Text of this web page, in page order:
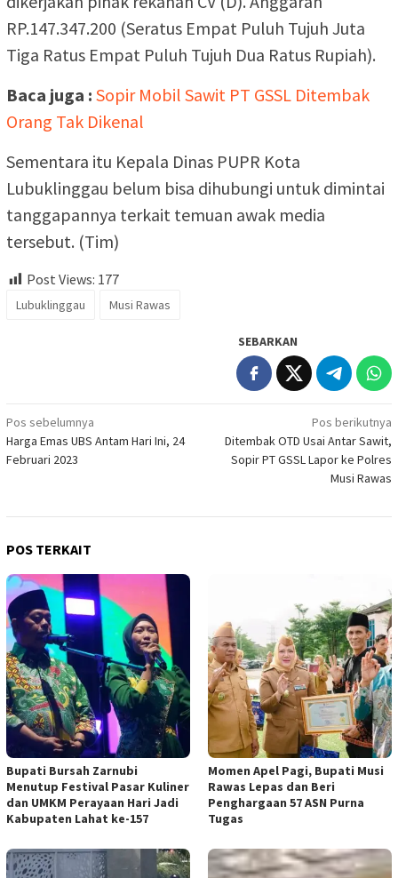
RP.147.347.200 (Seratus Empat Puluh Tujuh Juta
Tiga Ratus Empat Puluh Tujuh Dua Ratus Rupiah).
Baca juga : Sopir Mobil Sawit PT GSSL Ditembak
Orang Tak Dikenal
Sementara itu Kepala Dinas PUPR Kota
Lubuklinggau belum bisa dihubungi untuk dimintai
tanggapannya terkait temuan awak media
tersebut. (Tim)
Post Views: 177
Lubuklinggau Musi Rawas
SEBARKAN
Navigasi
pos
Pos sebelumnya
Harga Emas UBS Antam Hari Ini, 24
Februari 2023
Pos berikutnya
Ditembak OTD Usai Antar Sawit,
Sopir PT GSSL Lapor ke Polres
Musi Rawas
POS TERKAIT
Bupati Bursah Zarnubi
Menutup Festival Pasar Kuliner
dan UMKM Perayaan Hari Jadi
Kabupaten Lahat ke-157
Momen Apel Pagi, Bupati Musi
Rawas Lepas dan Beri
Penghargaan 57 ASN Purna
Tugas